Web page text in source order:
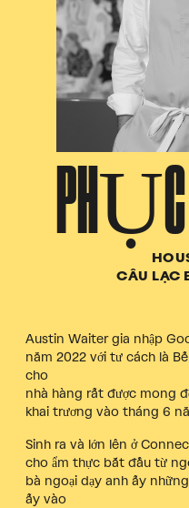
CÂU LẠC
Austin Waiter gia nhập
năm 2022 với tư cách là
cho
nhà hàng rất được mong
khai trương vào tháng 6
Sinh ra và lớn lên ở
cho ẩm thực bắt đầu từ
bà ngoại dạy anh ấy
ấy vào